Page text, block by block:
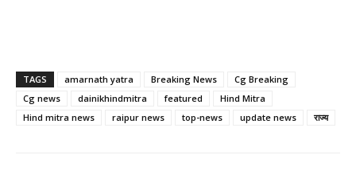
TAGS amarnath yatra Breaking News
Cg Breaking
Cg news
dainikhindmitra featured
Hind Mitra
Hind mitra news
raipur news top-news update news राज्य